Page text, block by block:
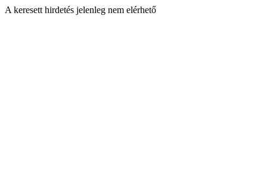
A keresett hirdetés jelenleg nem elérhető